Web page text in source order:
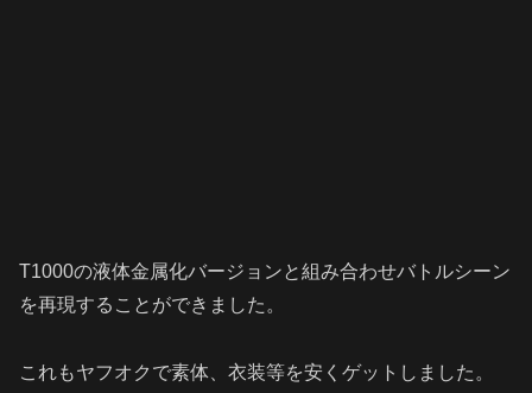
T1000の液体金属化バージョンと組み合わせバトルシーン
を再現することができました。
これもヤフオクで素体、衣装等を安くゲットしました。